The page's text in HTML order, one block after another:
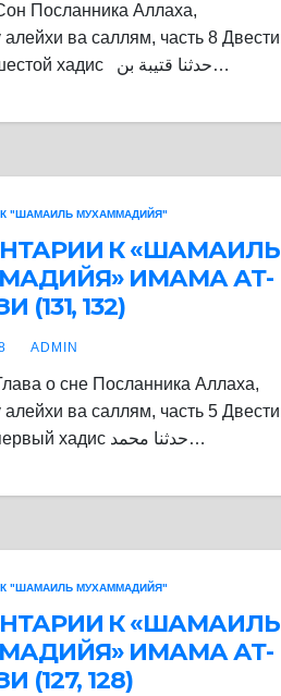
Посланника Аллаха,
алейхи ва саллям, часть 8 Двести
пятьдесят шестой хадис حدثنا قتيبة بن…
"ШАМАИЛЬ МУХАММАДИЙЯ"
К «ШАМАИЛЬ
ИМАМА АТ-
(131, 132)
ADMIN
о сне Посланника Аллаха,
алейхи ва саллям, часть 5 Двести
пятьдесят первый хадис حدثنا محمد…
"ШАМАИЛЬ МУХАММАДИЙЯ"
К «ШАМАИЛЬ
ИМАМА АТ-
(127, 128)